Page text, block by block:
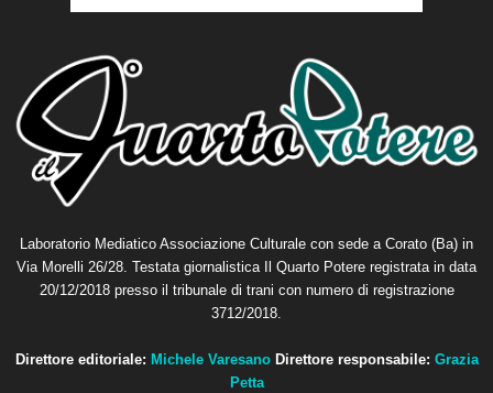
Laboratorio Mediatico Associazione Culturale con sede a Corato (Ba) in
Via Morelli 26/28. Testata giornalistica Il Quarto Potere registrata in data
20/12/2018 presso il tribunale di trani con numero di registrazione
3712/2018.
Direttore editoriale: Michele Varesano Direttore responsabile: Grazia
Petta